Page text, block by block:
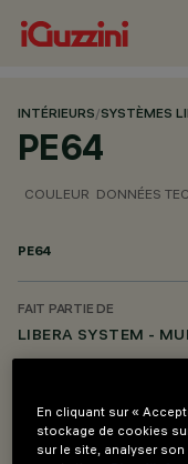
INTÉRIEURS/SYSTÈMES
PE64
COULEUR DONNÉES
PE64
FAIT PARTIE DE
LIBERA SYSTEM -
LIBERA SYSTEM -
En cliquant sur «
stockage de cookies
sur le site, analyser